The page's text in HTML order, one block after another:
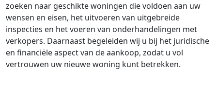
zoeken naar geschikte woningen die voldoen aan uw
wensen en eisen, het uitvoeren van uitgebreide
inspecties en het voeren van onderhandelingen met
verkopers. Daarnaast begeleiden wij u bij het juridische
en financiële aspect van de aankoop, zodat u vol
vertrouwen uw nieuwe woning kunt betrekken.